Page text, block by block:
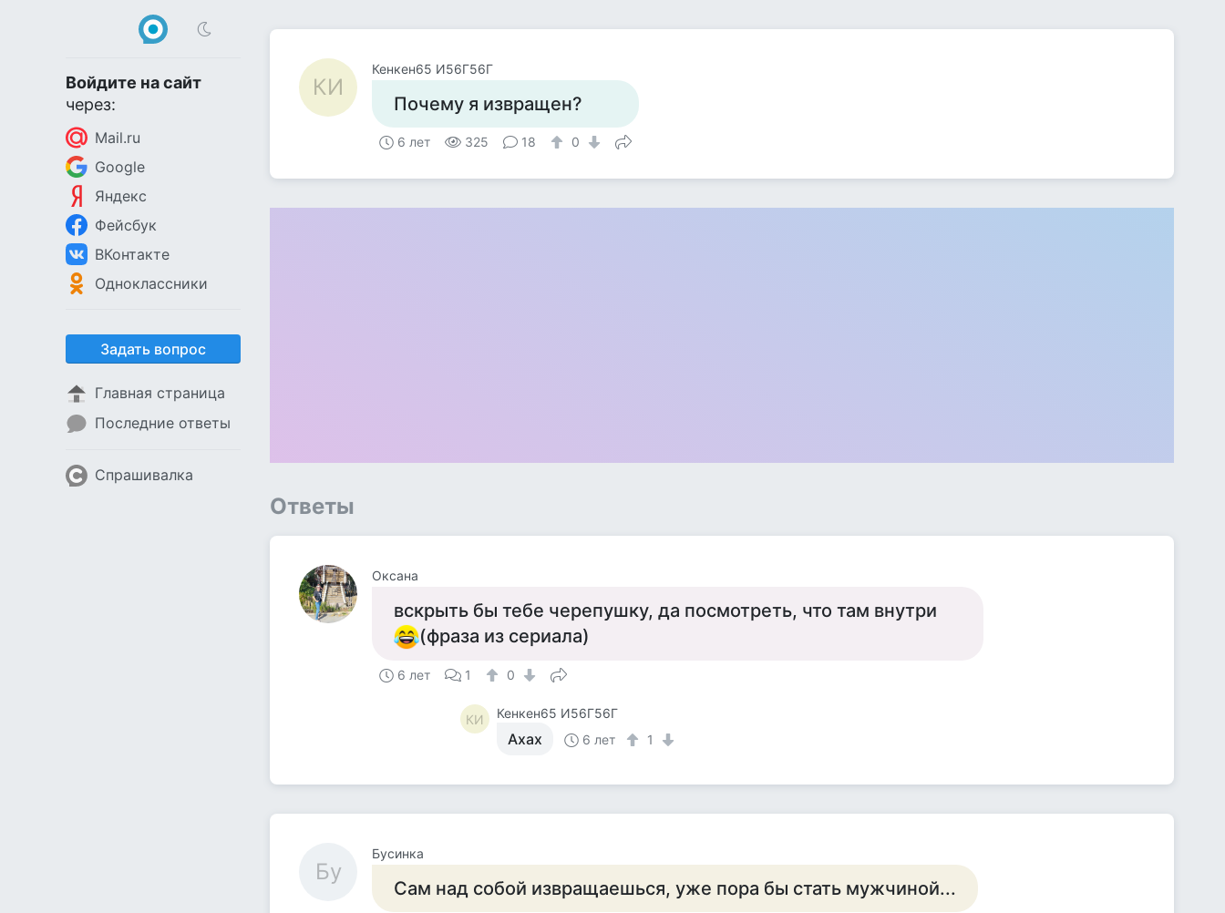
Войдите на сайт
через:
Mail.ru
Google
Яндекс
Фейсбук
ВКонтакте
Одноклассники
Задать вопрос
Главная страница
Последние ответы
Спрашивалка
КИ
Кенкен65 И56Г56Г
Почему я извращен?
6 лет 325 18 0
Ответы
Оксана
вскрыть бы тебе черепушку, да посмотреть, что там внутри
(фраза из сериала)
6 лет 1 0
КИ Кенкен65 И56Г56Г
Ахах 6 лет 1
Бу
Бусинка
Сам над собой извращаешься, уже пора бы стать мужчиной...